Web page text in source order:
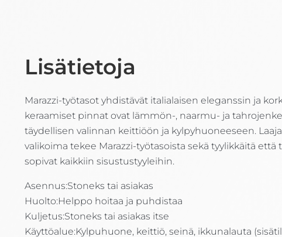
Lisätietoja
Marazzi-työtasot yhdistävät italialaisen eleganssin ja
keraamiset pinnat ovat lämmön-, naarmu- ja
täydellisen valinnan keittiöön ja kylpyhuoneeseen.
valikoima tekee Marazzi-työtasoista sekä tyylikkäitä että
sopivat kaikkiin sisustustyyleihin.
Asennus:Stoneks tai asiakas
Huolto:Helppo hoitaa ja puhdistaa
Kuljetus:Stoneks tai asiakas itse
Käyttöalue:Kylpuhuone, keittiö, seinä, ikkunalauta